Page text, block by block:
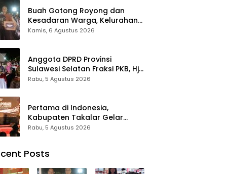
Buah Gotong Royong dan
Kesadaran Warga, Kelurahan
Patte’ne Menjadi Bintang
Kamis, 6 Agustus 2026
Anggota DPRD Provinsi
Sulawesi Selatan Fraksi PKB, Hj.
Fadilah Fahriana Hadiri Dan
Pengabdian Melalui Malam
Apresiasi dan Inovasi Award
2026
Rabu, 5 Agustus 2026
Pertama di Indonesia,
Kabupaten Takalar Gelar
Malam Apresiasi dan Inovasi
Publik Berprestasi
Rabu, 5 Agustus 2026
Posts